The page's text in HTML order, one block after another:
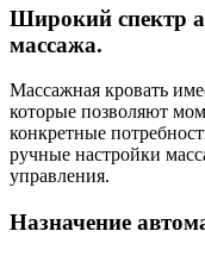
Широкий спектр
массажа.
Массажная кровать
которые позволяют
конкретные
ручные настройки
управления.
Назначение